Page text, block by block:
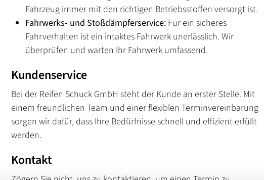
Fahrzeug immer mit den richtigen Betriebsstoffen versorgt ist.
Fahrwerks- und Stoßdämpferservice: Für ein sicheres
Fahrverhalten ist ein intaktes Fahrwerk unerlässlich. Wir
überprüfen und warten Ihr Fahrwerk umfassend.
Kundenservice
Bei der Reifen Schuck GmbH steht der Kunde an erster Stelle. Mit
einem freundlichen Team und einer flexiblen Terminvereinbarung
sorgen wir dafür, dass Ihre Bedürfnisse schnell und effizient erfüllt
werden.
Kontakt